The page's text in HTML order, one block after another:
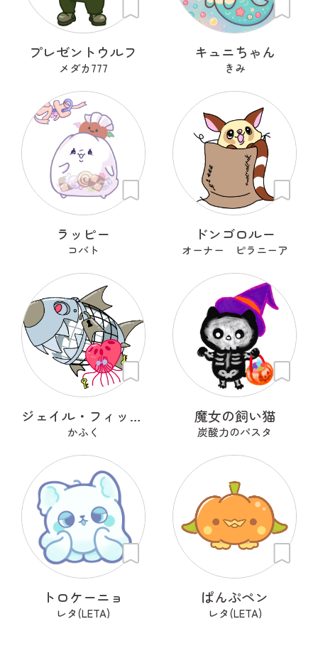
プレゼントウルフ
メダカ777
キュニちゃん
きみ
ラッピー
コバト
ドンゴロルー
オーナー ピラニーア
ジェイル・フィッシュ
かふく
魔女の飼い猫
炭酸力のパスタ
トロケーニョ
レタ(LETA)
ぱんぷペン
レタ(LETA)